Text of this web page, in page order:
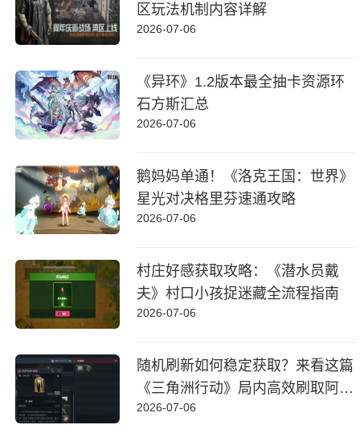
区玩法机制内容详解
2026-07-06
《异环》1.2版本最全抽卡资源环
石方斯汇总
2026-07-06
鹅妈妈单通！《洛克王国：世界》
星光对决格里芬速通攻略
2026-07-06
村庄好感获取攻略：《潜水员戴
夫》村口小孩捉迷藏全流程指南
2026-07-06
随机刷新如何稳定获取？来看这篇
《三角洲行动》局内高效刷取阿萨
拉牌盒指南
2026-07-06